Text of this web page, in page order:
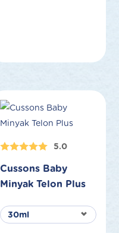
5.0
Cussons Baby
Minyak Telon Plus